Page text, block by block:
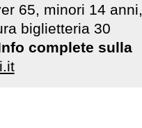
65, minori 14 anni,
biglietteria 30
complete sulla